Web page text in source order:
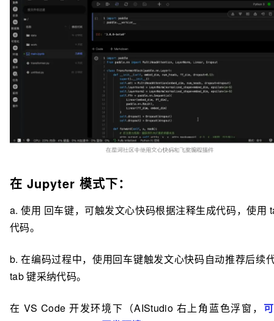
在 Jupyter 模式下：
a. 使用 回车键，可触发文心快码根据注释生成代码，使用
代码。
b. 在编码过程中，使用回车键触发文心快码自动推荐后续
tab 键采纳代码。
在 VS Code 开发环境下（AIStudio 右上角蓝色浮窗，